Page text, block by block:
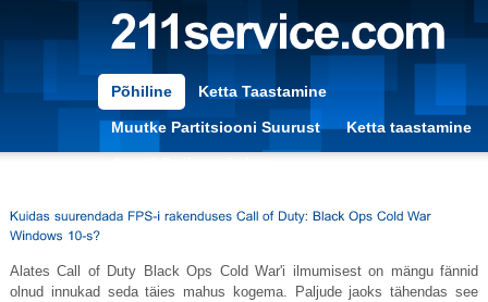
Põhiline Ketta Taastamine
Muutke Partitsiooni Suurust Ketta taastamine
Alates Call of Duty Black Ops Cold War'i ilmumisest on mängu fännid
olnud innukad seda täies mahus kogema. Paljude jaoks tähendas see